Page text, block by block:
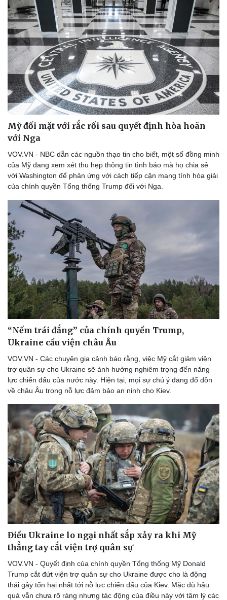
Thể thao
Bóng đá
Thế giới thể thao
eSports
Hậu trường
Ô tô - Xe máy
Tư vấn
Mỹ đối mặt với rắc rối sau quyết định hòa hoãn
với Nga
VOV.VN - NBC dẫn các nguồn thạo tin cho biết, một số đồng minh
của Mỹ đang xem xét thu hẹp thông tin tình báo mà họ chia sẻ
với Washington để phản ứng với cách tiếp cận mang tính hòa giải
của chính quyền Tổng thống Trump đối với Nga.
“Nếm trái đắng” của chính quyền Trump,
Ukraine cầu viện châu Âu
VOV.VN - Các chuyên gia cảnh báo rằng, việc Mỹ cắt giảm viện
trợ quân sự cho Ukraine sẽ ảnh hưởng nghiêm trọng đến năng
lực chiến đấu của nước này. Hiện tại, mọi sự chú ý đang đổ dồn
về châu Âu trong nỗ lực đảm bảo an ninh cho Kiev.
Điều Ukraine lo ngại nhất sắp xảy ra khi Mỹ
thẳng tay cắt viện trợ quân sự
VOV.VN - Quyết định của chính quyền Tổng thống Mỹ Donald
Trump cắt đứt viện trợ quân sự cho Ukraine được cho là động
thái gây tổn hại nhất tới nỗ lực chiến đấu của Kiev. Mặc dù hậu
quả vẫn chưa rõ ràng nhưng tác động của điều này với tâm lý các